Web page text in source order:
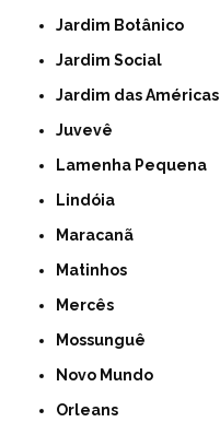
Jardim Botânico
Jardim Social
Jardim das Américas
Juvevê
Lamenha Pequena
Lindóia
Maracanã
Matinhos
Mercês
Mossunguê
Novo Mundo
Orleans